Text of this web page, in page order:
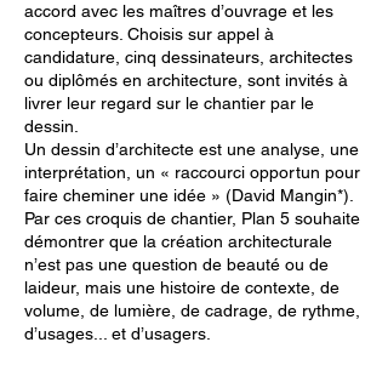
accord avec les maîtres d’ouvrage et les
concepteurs. Choisis sur appel à
candidature, cinq dessinateurs, architectes
ou diplômés en architecture, sont invités à
livrer leur regard sur le chantier par le
dessin.
Un dessin d’architecte est une analyse, une
interprétation, un « raccourci opportun pour
faire cheminer une idée » (David Mangin*).
Par ces croquis de chantier, Plan 5 souhaite
démontrer que la création architecturale
n’est pas une question de beauté ou de
laideur, mais une histoire de contexte, de
volume, de lumière, de cadrage, de rythme,
d’usages... et d’usagers.